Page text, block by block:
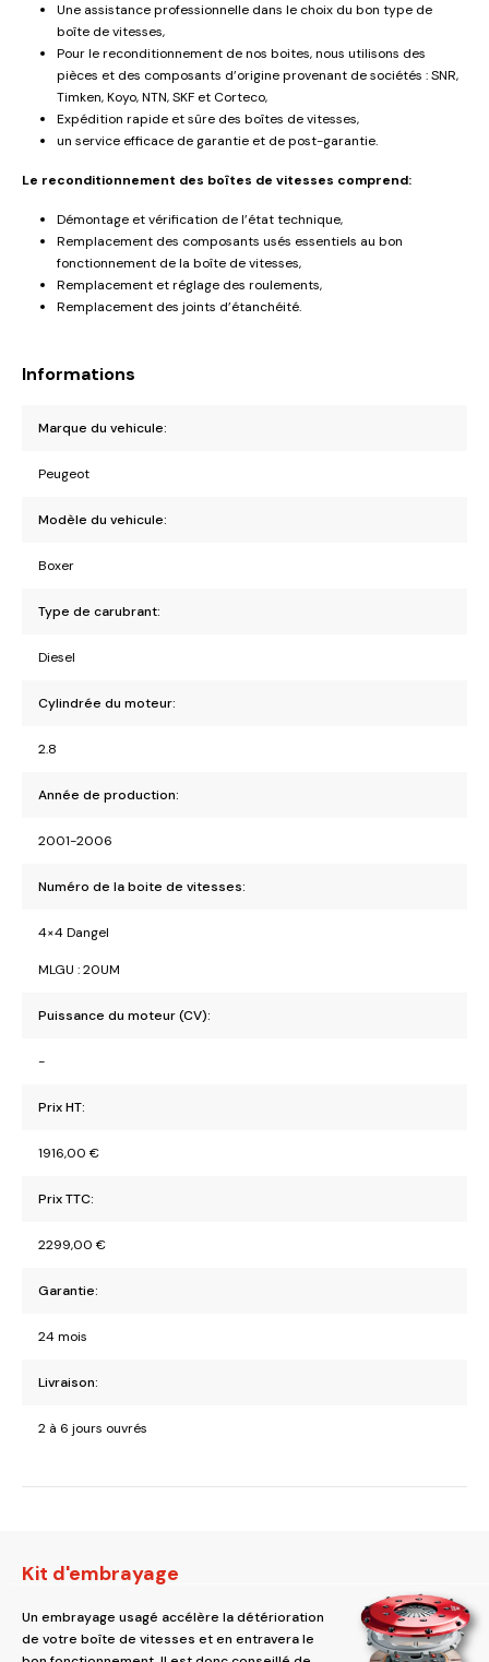
Une assistance professionnelle dans le choix du bon type de
boîte de vitesses,
Pour le reconditionnement de nos boites, nous utilisons des
pièces et des composants d’origine provenant de sociétés : SNR,
Timken, Koyo, NTN, SKF et Corteco,
Expédition rapide et sûre des boîtes de vitesses,
un service efficace de garantie et de post-garantie.
Le reconditionnement des boîtes de vitesses comprend:
Démontage et vérification de l’état technique,
Remplacement des composants usés essentiels au bon
fonctionnement de la boîte de vitesses,
Remplacement et réglage des roulements,
Remplacement des joints d’étanchéité.
Informations
Marque du vehicule:
Peugeot
Modèle du vehicule:
Boxer
Type de carubrant:
Diesel
Cylindrée du moteur:
2.8
Année de production:
2001-2006
Numéro de la boite de vitesses:
4×4 Dangel
MLGU : 20UM
Puissance du moteur (CV):
-
Prix HT:
1916,00 €
Prix TTC:
2299,00 €
Garantie:
24 mois
Livraison:
2 à 6 jours ouvrés
Kit d'embrayage
Un embrayage usagé accélère la détérioration
de votre boîte de vitesses et en entravera le